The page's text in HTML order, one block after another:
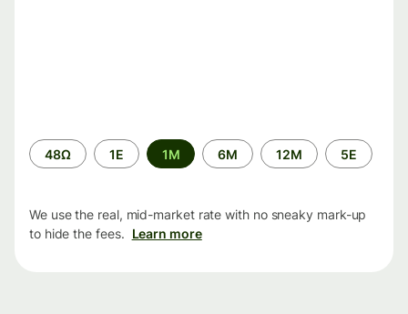
Time
period
48Ω 1Ε 1M 6M 12M 5Ε
We use the real, mid-market rate with no sneaky mark-up
to hide the fees. Learn more